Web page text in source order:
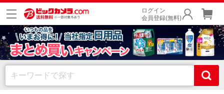
ログイン
会員登録(無料)